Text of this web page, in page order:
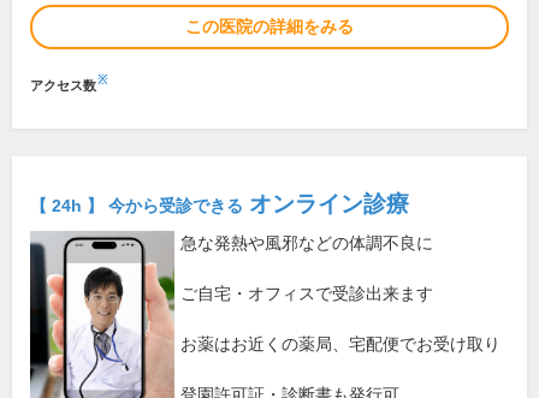
この医院の詳細をみる
アクセス数※
【 24h 】 今から受診できる オンライン診療
急な発熱や風邪などの体調不良に
ご自宅・オフィスで受診出来ます
お薬はお近くの薬局、宅配便でお受け取り